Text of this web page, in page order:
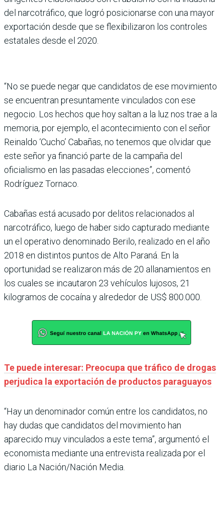
del narcotráfico, que logró posicionarse con una mayor
exportación desde que se flexibilizaron los controles
estatales desde el 2020.
“No se puede negar que candidatos de ese movimiento
se encuentran presuntamente vinculados con ese
negocio. Los hechos que hoy saltan a la luz nos trae a la
memoria, por ejemplo, el acontecimiento con el señor
Reinaldo ‘Cucho’ Cabañas, no tenemos que olvidar que
este señor ya financió parte de la campaña del
oficialismo en las pasadas elecciones”, comentó
Rodríguez Tornaco.
Cabañas está acusado por delitos relacionados al
narcotráfico, luego de haber sido capturado mediante
un el operativo denominado Berilo, realizado en el año
2018 en distintos puntos de Alto Paraná. En la
oportunidad se realizaron más de 20 allanamientos en
los cuales se incautaron 23 vehículos lujosos, 21
kilogramos de cocaína y alrededor de US$ 800.000.
Te puede interesar: Preocupa que tráfico de drogas
perjudica la exportación de productos paraguayos
“Hay un denominador común entre los candidatos, no
hay dudas que candidatos del movimiento han
aparecido muy vinculados a este tema”, argumentó el
economista mediante una entrevista realizada por el
diario La Nación/Nación Media.